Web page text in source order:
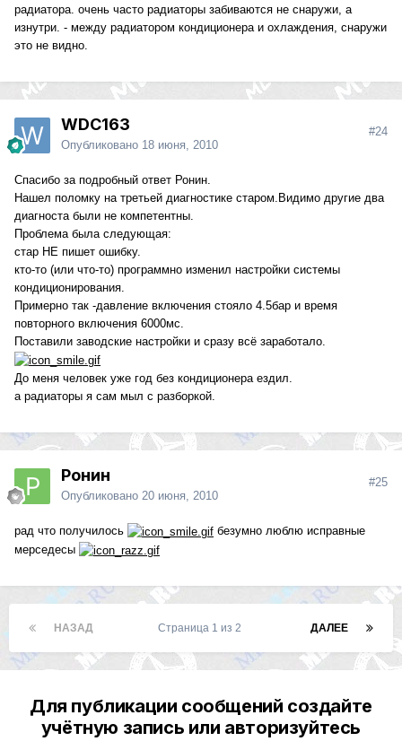
радиатора. очень часто радиаторы забиваются не снаружи, а
изнутри. - между радиатором кондиционера и охлаждения, снаружи
это не видно.
WDC163
Опубликовано 18 июня, 2010
#24
Спасибо за подробный ответ Ронин.
Нашел поломку на третьей диагностике старом.Видимо другие два
диагноста были не компетентны.
Проблема была следующая:
стар НЕ пишет ошибку.
кто-то (или что-то) программно изменил настройки системы
кондиционирования.
Примерно так -давление включения стояло 4.5бар и время
повторного включения 6000мс.
Поставили заводские настройки и сразу всё заработало.
До меня человек уже год без кондиционера ездил.
а радиаторы я сам мыл с разборкой.
Ронин
Опубликовано 20 июня, 2010
#25
рад что получилось
безумно люблю исправные
мерседесы
НАЗАД ДАЛЕЕ
Страница 1 из 2
Для публикации сообщений создайте
учётную запись или авторизуйтесь